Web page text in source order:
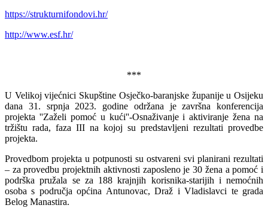
https://strukturnifondovi.hr/
http://www.esf.hr/
***
U Velikoj vijećnici Skupštine Osječko-baranjske županije u Osijeku
dana 31. srpnja 2023. godine održana je završna konferencija
projekta ''Zaželi pomoć u kući''-Osnaživanje i aktiviranje žena na
tržištu rada, faza III na kojoj su predstavljeni rezultati provedbe
projekta.
Provedbom projekta u potpunosti su ostvareni svi planirani rezultati
– za provedbu projektnih aktivnosti zaposleno je 30 žena a pomoć i
podrška pružala se za 188 krajnjih korisnika-starijih i nemoćnih
osoba s područja općina Antunovac, Draž i Vladislavci te grada
Belog Manastira.